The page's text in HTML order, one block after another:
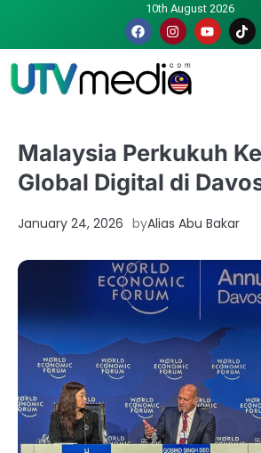
10th August 2026
Malaysia Perkukuh
Global Digital di
January 24, 2026 byAlias Abu Bakar